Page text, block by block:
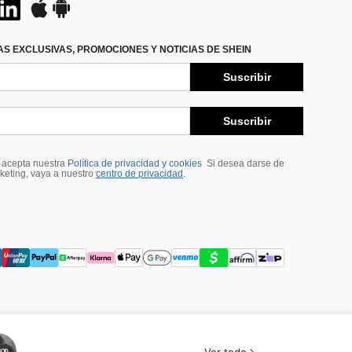
EXCLUSIVAS, PROMOCIONES Y NOTICIAS DE SHEIN
Suscribir
Suscribir
nuestra Política de privacidad y cookies Si desea darse de
vaya a nuestro centro de privacidad .